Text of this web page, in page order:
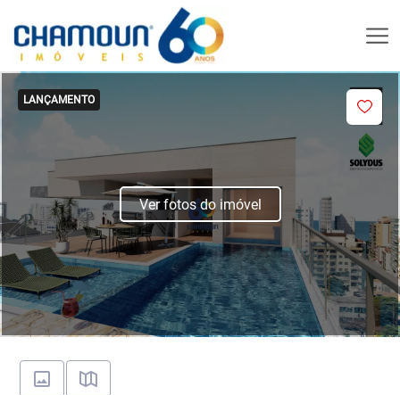
LANÇAMENTO
Ver fotos do imóvel